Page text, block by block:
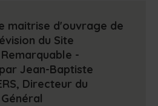
maitrise d'ouvrage de
du Site
-
Jean-Baptiste
Directeur du